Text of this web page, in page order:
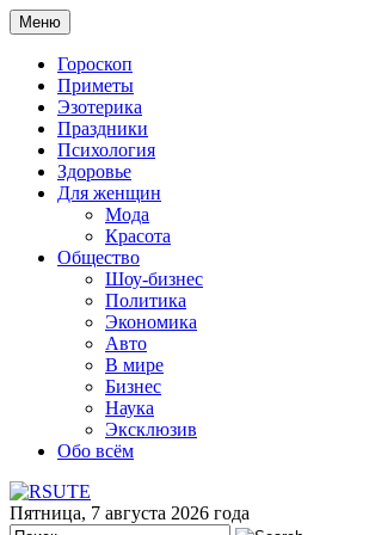
Меню
Гороскоп
Приметы
Эзотерика
Праздники
Психология
Здоровье
Для женщин
Мода
Красота
Общество
Шоу-бизнес
Политика
Экономика
Авто
В мире
Бизнес
Наука
Эксклюзив
Обо всём
Пятница, 7 августа 2026 года